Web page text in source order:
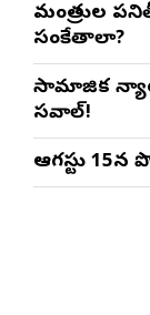
మంత్రుల
సంకేతాలా?
సామాజిక
సవాల్!
ఆగస్టు